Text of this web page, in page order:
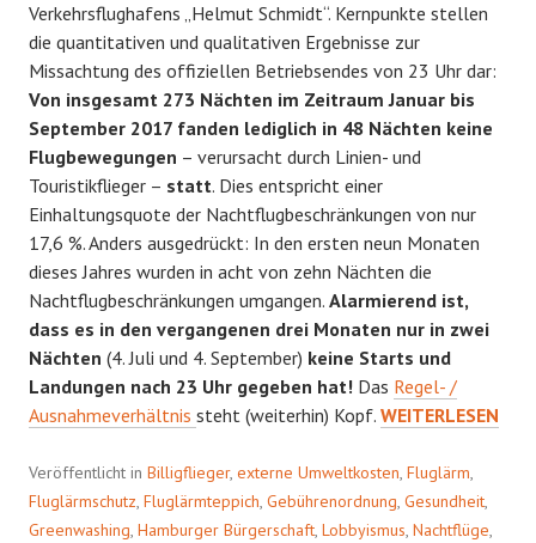
Verkehrsflughafens „Helmut Schmidt“. Kernpunkte stellen
die quantitativen und qualitativen Ergebnisse zur
Missachtung des offiziellen Betriebsendes von 23 Uhr dar:
Von insgesamt 273 Nächten im Zeitraum Januar bis
September 2017 fanden lediglich in 48 Nächten keine
Flugbewegungen – verursacht durch Linien- und
Touristikflieger – statt. Dies entspricht einer
Einhaltungsquote der Nachtflugbeschränkungen von nur
17,6 %. Anders ausgedrückt: In den ersten neun Monaten
dieses Jahres wurden in acht von zehn Nächten die
Nachtflugbeschränkungen umgangen. Alarmierend ist,
dass es in den vergangenen drei Monaten nur in zwei
Nächten (4. Juli und 4. September) keine Starts und
Landungen nach 23 Uhr gegeben hat! Das Regel- /
Ausnahmeverhältnis steht (weiterhin) Kopf. WEITERLESEN
Veröffentlicht in Billigflieger, externe Umweltkosten, Fluglärm,
Fluglärmschutz, Fluglärmteppich, Gebührenordnung, Gesundheit,
Greenwashing, Hamburger Bürgerschaft, Lobbyismus, Nachtflüge,